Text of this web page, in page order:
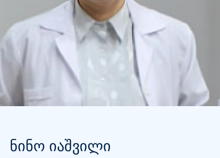
ნინო იაშვილი